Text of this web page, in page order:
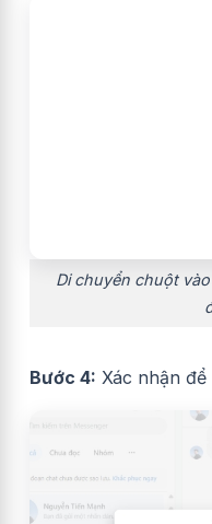
Di chuyển chuột
Bước 4: Xác nhận